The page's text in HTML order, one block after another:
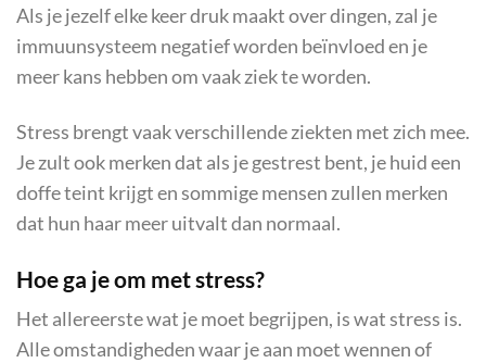
Als je jezelf elke keer druk maakt over dingen, zal je
immuunsysteem negatief worden beïnvloed en je
meer kans hebben om vaak ziek te worden.
Stress brengt vaak verschillende ziekten met zich mee.
Je zult ook merken dat als je gestrest bent, je huid een
doffe teint krijgt en sommige mensen zullen merken
dat hun haar meer uitvalt dan normaal.
Hoe ga je om met stress?
Het allereerste wat je moet begrijpen, is wat stress is.
Alle omstandigheden waar je aan moet wennen of